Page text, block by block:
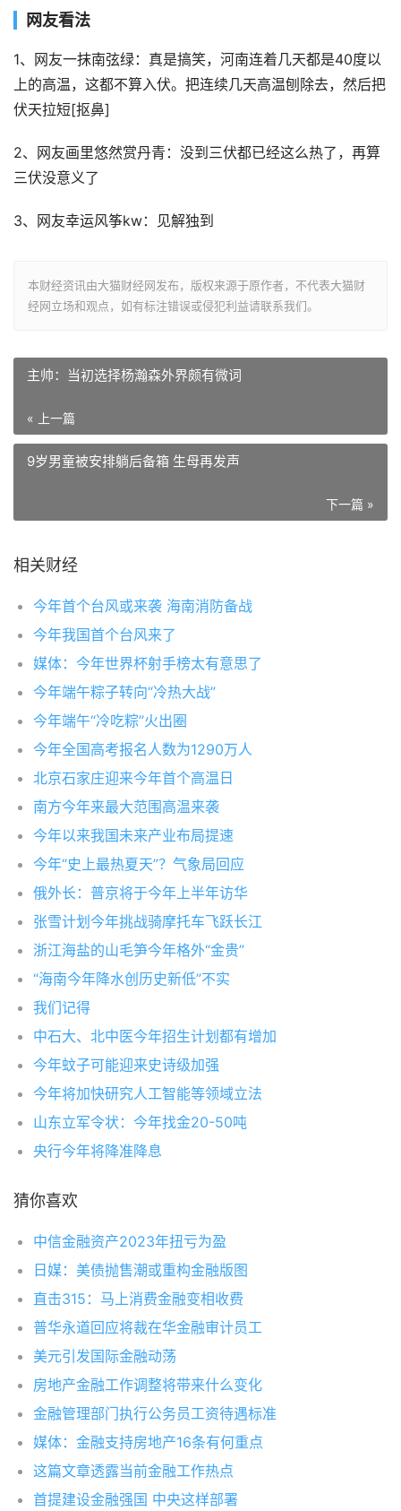
网友看法
1、网友一抹南弦绿：真是搞笑，河南连着几天都是40度以
上的高温，这都不算入伏。把连续几天高温刨除去，然后把
伏天拉短[抠鼻]
2、网友画里悠然赏丹青：没到三伏都已经这么热了，再算
三伏没意义了
3、网友幸运风筝kw：见解独到
本财经资讯由大猫财经网发布，版权来源于原作者，不代表大猫财
经网立场和观点，如有标注错误或侵犯利益请联系我们。
主帅：当初选择杨瀚森外界颇有微词
« 上一篇
9岁男童被安排躺后备箱 生母再发声
下一篇 »
相关财经
今年首个台风或来袭 海南消防备战
今年我国首个台风来了
媒体：今年世界杯射手榜太有意思了
今年端午粽子转向“冷热大战”
今年端午“冷吃粽”火出圈
今年全国高考报名人数为1290万人
北京石家庄迎来今年首个高温日
南方今年来最大范围高温来袭
今年以来我国未来产业布局提速
今年“史上最热夏天”？气象局回应
俄外长：普京将于今年上半年访华
张雪计划今年挑战骑摩托车飞跃长江
浙江海盐的山毛笋今年格外“金贵”
“海南今年降水创历史新低”不实
我们记得
中石大、北中医今年招生计划都有增加
今年蚊子可能迎来史诗级加强
今年将加快研究人工智能等领域立法
山东立军令状：今年找金20-50吨
央行今年将降准降息
猜你喜欢
中信金融资产2023年扭亏为盈
日媒：美债抛售潮或重构金融版图
直击315：马上消费金融变相收费
普华永道回应将裁在华金融审计员工
美元引发国际金融动荡
房地产金融工作调整将带来什么变化
金融管理部门执行公务员工资待遇标准
媒体：金融支持房地产16条有何重点
这篇文章透露当前金融工作热点
首提建设金融强国 中央这样部署